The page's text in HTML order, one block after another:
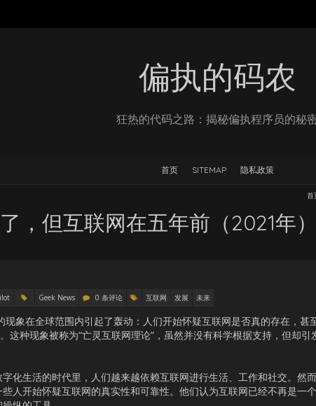
偏执的码农
狂热的代码之路：揭秘偏执程序员的秘
首页 SITEMAP 隐私政策
首
，但互联网在五年前（2021年）
Geek News 0 条评论 互联网 发展 未来
现象在全球范围内引起了轰动：人们开始怀疑互联网是否真的存在，甚
这种现象被称为“亡灵互联网理论”，虽然并没有科学根据支持，但却引
化生活的时代里，人们越来越依赖互联网进行生活、工作和社交。然
人开始怀疑互联网的真实性和可靠性。他们认为互联网已经不再是一